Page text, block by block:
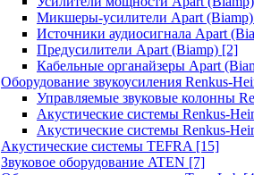
Микшеры-усилители Apart (Biamp)
Источники аудиосигнала Apart
Предусилители Apart (Biamp) [2]
Кабельные органайзеры Apart
Оборудование звукоусиления Renkus-
Управляемые звуковые колонны
Акустические системы Renkus-
Акустические системы Renkus-
Акустические системы TEFRA [15]
Звуковое оборудование ATEN [7]